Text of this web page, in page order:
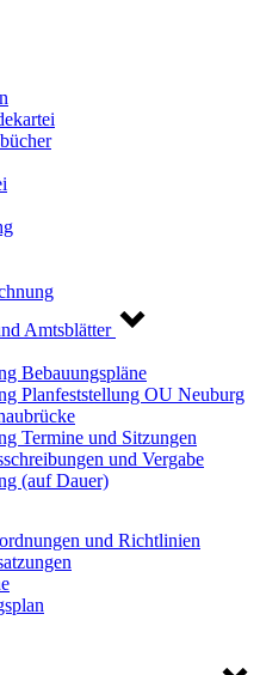
Amtsblätter
Bebauungspläne
Planfeststellung OU Neuburg
Termine und Sitzungen
und Vergabe
(auf Dauer)
und Richtlinien